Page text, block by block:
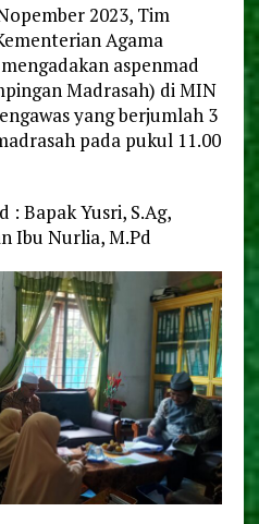
2023, Tim
Agama
aspenmad
Madrasah) di MIN
yang berjumlah 3
pada pukul 11.00
: Bapak Yusri, S.Ag,
Ibu Nurlia, M.Pd